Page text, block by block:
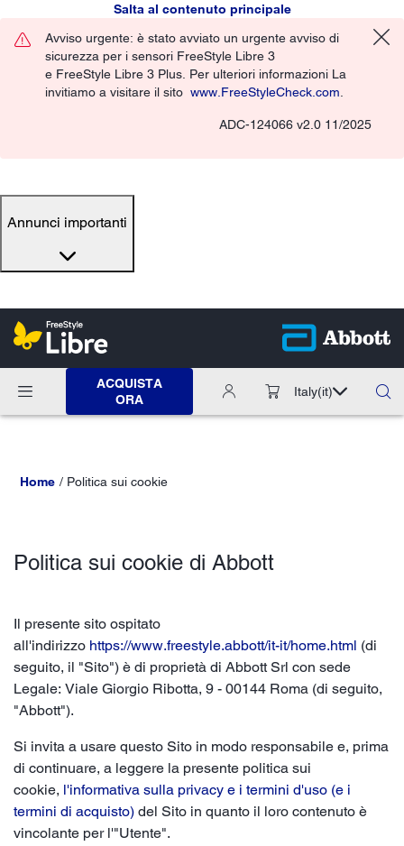
Salta al contenuto principale
Avviso urgente: è stato avviato un urgente avviso di
sicurezza per i sensori FreeStyle Libre 3
e FreeStyle Libre 3 Plus. Per ulteriori informazioni La
invitiamo a visitare il sito www.FreeStyleCheck.com
ADC-124066 v2.0 11/2025
Annunci importanti
ACQUISTA
ORA
Italy(it)
Home Politica sui cookie
Politica sui cookie di Abbott
Il presente sito ospitato
all'indirizzo https://www.freestyle.abbott/it-it/home.html (di
seguito, il "Sito") è di proprietà di Abbott Srl con sede
Legale: Viale Giorgio Ribotta, 9 - 00144 Roma (di seguito,
"Abbott").
Si invita a usare questo Sito in modo responsabile e, prima
di continuare, a leggere la presente politica sui
cookie, l'informativa sulla privacy e i termini d'uso (e i
termini di acquisto) del Sito in quanto il loro contenuto è
vincolante per l'"Utente".